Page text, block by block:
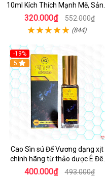
10ml Kích Thích Mạnh Mẽ, Sảng
Khoái
320.000₫ 552.000₫
(844)
-19%
5
Cao Sìn sú Đế Vương dạng xịt
chính hãng từ thảo dược Ê Đê
Việt Nam
400.000₫ 493.000₫